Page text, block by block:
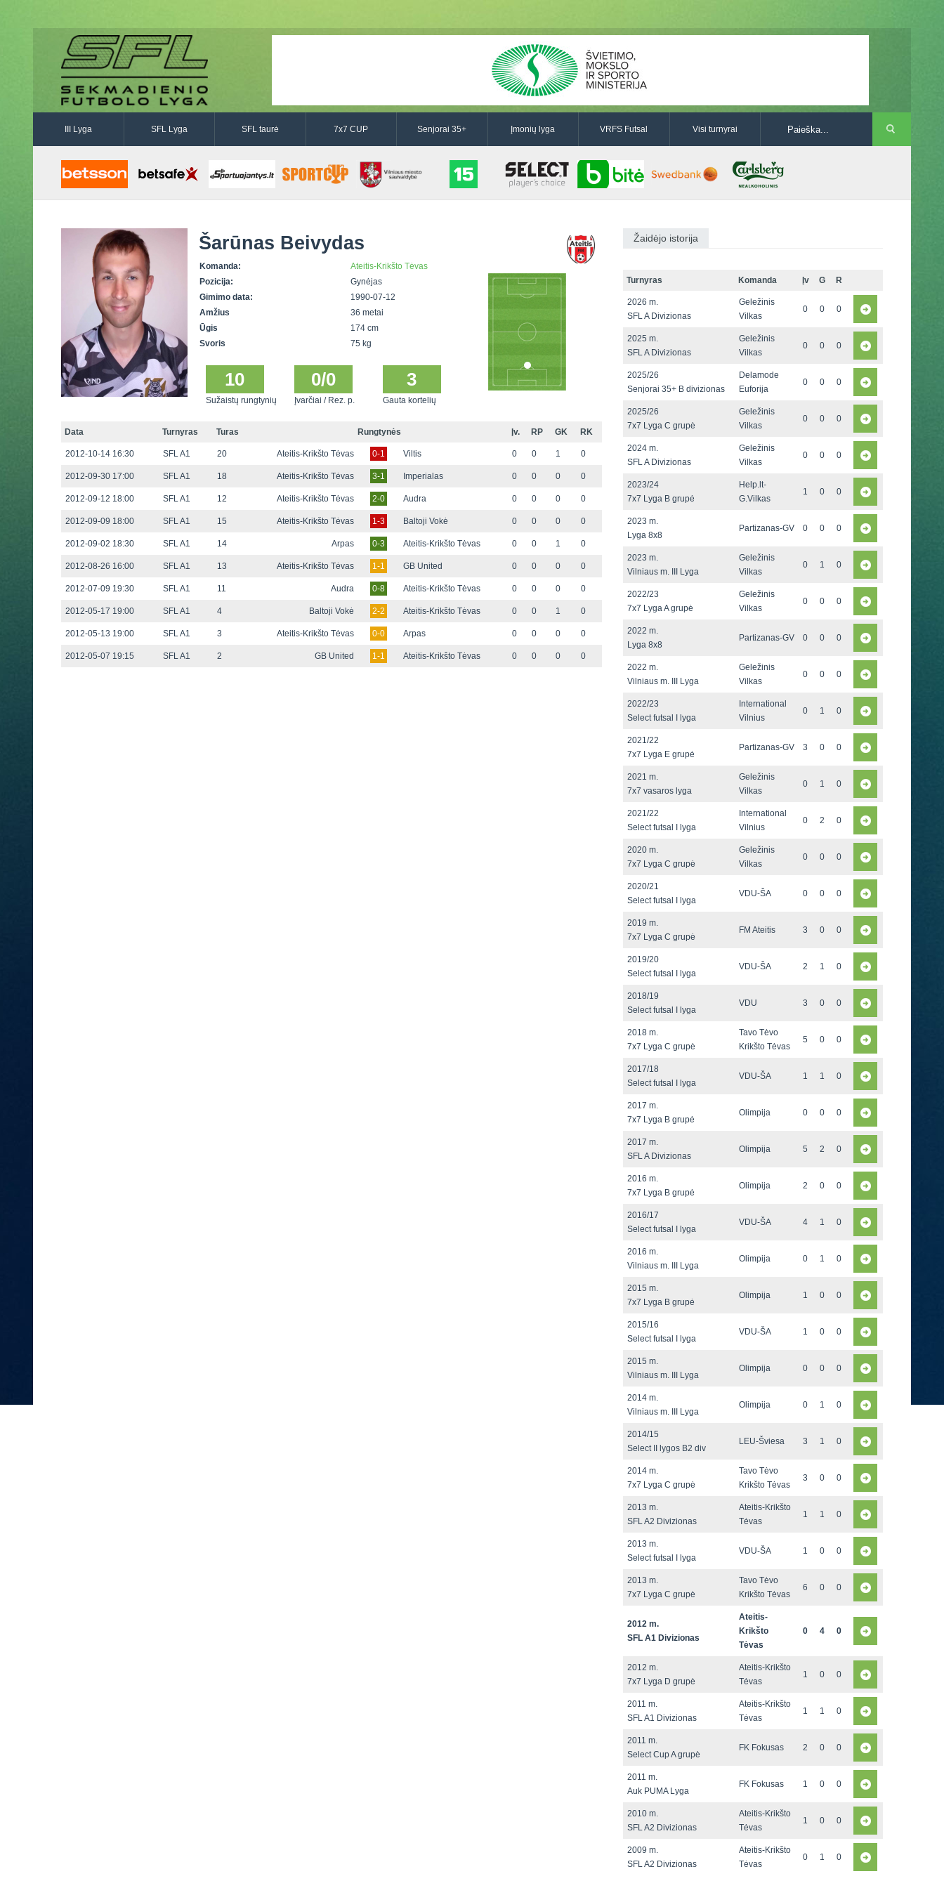
III Lyga SFL Lyga SFL taurė 7x7 CUP Senjorai 35+ Įmonių lyga VRFS Futsal Visi turnyrai
Šarūnas Beivydas
Komanda:
Ateitis-Krikšto Tėvas
Pozicija:
Gynėjas
Gimimo data:
1990-07-12
Amžius
36 metai
Ūgis
174 cm
Svoris
75 kg
10
Sužaistų rungtynių
0/0
Įvarčiai / Rez. p.
3
Gauta kortelių
Data Turnyras Turas Rungtynės Įv. RP GK RK
2012-10-14 16:30 SFL A1 20 Ateitis-Krikšto Tėvas 0-1 Viltis 0 0 1 0
2012-09-30 17:00 SFL A1 18 Ateitis-Krikšto Tėvas 3-1 Imperialas 0 0 0 0
2012-09-12 18:00 SFL A1 12 Ateitis-Krikšto Tėvas 2-0 Audra 0 0 0 0
2012-09-09 18:00 SFL A1 15 Ateitis-Krikšto Tėvas 1-3 Baltoji Vokė 0 0 0 0
2012-09-02 18:30 SFL A1 14 Arpas 0-3 Ateitis-Krikšto Tėvas 0 0 1 0
2012-08-26 16:00 SFL A1 13 Ateitis-Krikšto Tėvas 1-1 GB United 0 0 0 0
2012-07-09 19:30 SFL A1 11 Audra 0-8 Ateitis-Krikšto Tėvas 0 0 0 0
2012-05-17 19:00 SFL A1 4 Baltoji Vokė 2-2 Ateitis-Krikšto Tėvas 0 0 1 0
2012-05-13 19:00 SFL A1 3 Ateitis-Krikšto Tėvas 0-0 Arpas 0 0 0 0
2012-05-07 19:15 SFL A1 2 GB United 1-1 Ateitis-Krikšto Tėvas 0 0 0 0
Žaidėjo istorija
Turnyras Komanda Įv G R
2026 m.
SFL A Divizionas
Geležinis
Vilkas
0 0 0
2025 m.
SFL A Divizionas
Geležinis
Vilkas
0 0 0
2025/26
Senjorai 35+ B divizionas
Delamode
Euforija
0 0 0
2025/26
7x7 Lyga C grupė
Geležinis
Vilkas
0 0 0
2024 m.
SFL A Divizionas
Geležinis
Vilkas
0 0 0
2023/24
7x7 Lyga B grupė
Help.lt-
G.Vilkas
1 0 0
2023 m.
Lyga 8x8
Partizanas-GV 0 0 0
2023 m.
Vilniaus m. III Lyga
Geležinis
Vilkas
0 1 0
2022/23
7x7 Lyga A grupė
Geležinis
Vilkas
0 0 0
2022 m.
Lyga 8x8
Partizanas-GV 0 0 0
2022 m.
Vilniaus m. III Lyga
Geležinis
Vilkas
0 0 0
2022/23
Select futsal I lyga
International
Vilnius
0 1 0
2021/22
7x7 Lyga E grupė
Partizanas-GV 3 0 0
2021 m.
7x7 vasaros lyga
Geležinis
Vilkas
0 1 0
2021/22
Select futsal I lyga
International
Vilnius
0 2 0
2020 m.
7x7 Lyga C grupė
Geležinis
Vilkas
0 0 0
2020/21
Select futsal I lyga
VDU-ŠA 0 0 0
2019 m.
7x7 Lyga C grupė
FM Ateitis 3 0 0
2019/20
Select futsal I lyga
VDU-ŠA 2 1 0
2018/19
Select futsal I lyga
VDU 3 0 0
2018 m.
7x7 Lyga C grupė
Tavo Tėvo
Krikšto Tėvas
5 0 0
2017/18
Select futsal I lyga
VDU-ŠA 1 1 0
2017 m.
7x7 Lyga B grupė
Olimpija 0 0 0
2017 m.
SFL A Divizionas
Olimpija 5 2 0
2016 m.
7x7 Lyga B grupė
Olimpija 2 0 0
2016/17
Select futsal I lyga
VDU-ŠA 4 1 0
2016 m.
Vilniaus m. III Lyga
Olimpija 0 1 0
2015 m.
7x7 Lyga B grupė
Olimpija 1 0 0
2015/16
Select futsal I lyga
VDU-ŠA 1 0 0
2015 m.
Vilniaus m. III Lyga
Olimpija 0 0 0
2014 m.
Vilniaus m. III Lyga
Olimpija 0 1 0
2014/15
Select II lygos B2 div
LEU-Šviesa 3 1 0
2014 m.
7x7 Lyga C grupė
Tavo Tėvo
Krikšto Tėvas
3 0 0
2013 m.
SFL A2 Divizionas
Ateitis-Krikšto
Tėvas
1 1 0
2013 m.
Select futsal I lyga
VDU-ŠA 1 0 0
2013 m.
7x7 Lyga C grupė
Tavo Tėvo
Krikšto Tėvas
6 0 0
2012 m.
SFL A1 Divizionas
Ateitis-
Krikšto
Tėvas
0 4 0
2012 m.
7x7 Lyga D grupė
Ateitis-Krikšto
Tėvas
1 0 0
2011 m.
SFL A1 Divizionas
Ateitis-Krikšto
Tėvas
1 1 0
2011 m.
Select Cup A grupė
FK Fokusas 2 0 0
2011 m.
Auk PUMA Lyga
FK Fokusas 1 0 0
2010 m.
SFL A2 Divizionas
Ateitis-Krikšto
Tėvas
1 0 0
2009 m.
SFL A2 Divizionas
Ateitis-Krikšto
Tėvas
0 1 0